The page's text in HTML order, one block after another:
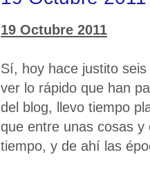
19 Octubre 2011
Sí, hoy hace justito
ver lo rápido que han
del blog, llevo tiempo
que entre unas cosas
tiempo, y de ahí las